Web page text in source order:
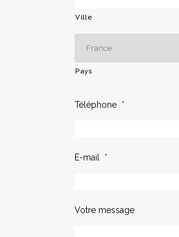
Ville
Pays
Téléphone *
E-mail *
Votre message